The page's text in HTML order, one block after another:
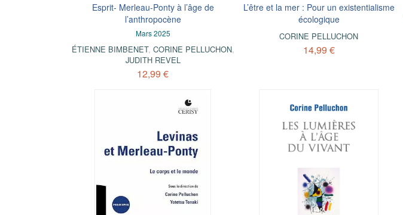
Esprit- Merleau-Ponty à l’âge de
l’anthropocène
Mars 2025
ÉTIENNE BIMBENET, CORINE PELLUCHON,
JUDITH REVEL
12,99 €
L’être et la mer : Pour un existentialisme
écologique
CORINE PELLUCHON
14,99 €